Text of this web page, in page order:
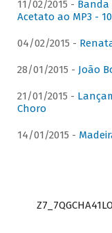
11/02/2015 - Banda
Acetato ao MP3 -
04/02/2015 -
28/01/2015 - João
21/01/2015 -
Choro
14/01/2015 -